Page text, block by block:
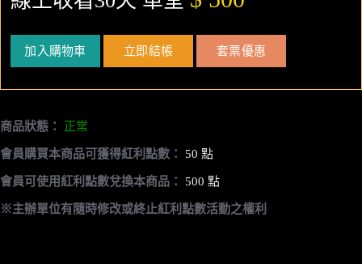
加入購物車 立即結帳 套票優惠
商品狀態： 正常
會員購買本商品可獲得紅利點數： 50 點
會員可使用紅利點數兌換本商品： 500 點
※主辦單位有隨時修改或終止紅利點數活動之權利